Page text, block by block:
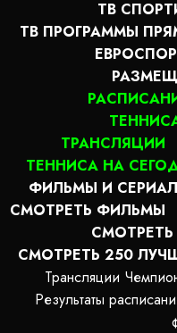
ТВ
ТВ ПРОГРАММЫ
ТРАНСЛЯЦИИ
ТЕННИСА НА
ФИЛЬМЫ И
СМОТРЕТЬ ФИЛЬМЫ
СМОТРЕТЬ 250
Трансляции
Результаты